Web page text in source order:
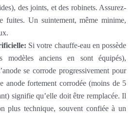
des joints, et des robinets. Assurez-
fuites. Un suintement, même minime,
Si votre chauffe-eau en possède
modèles anciens en sont équipés),
se corrode progressivement pour
anode fortement corrodée (moins de 5
signifie qu’elle doit être remplacée. Il
plus technique, souvent confiée à un